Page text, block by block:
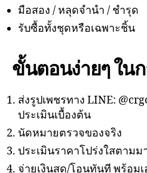
มือสอง / หลุดจำนำ / ชำรุด
รับซื้อทั้งชุดหรือเฉพาะชิ้น
ขั้นตอนง่ายๆ ใน
ส่งรูปเพชรทาง LINE:
ประเมินเบื้องต้น
นัดหมายตรวจของจริง
ประเมินราคาโปร่งใสตามม
จ่ายเงินสด/โอนทันที พร้อม